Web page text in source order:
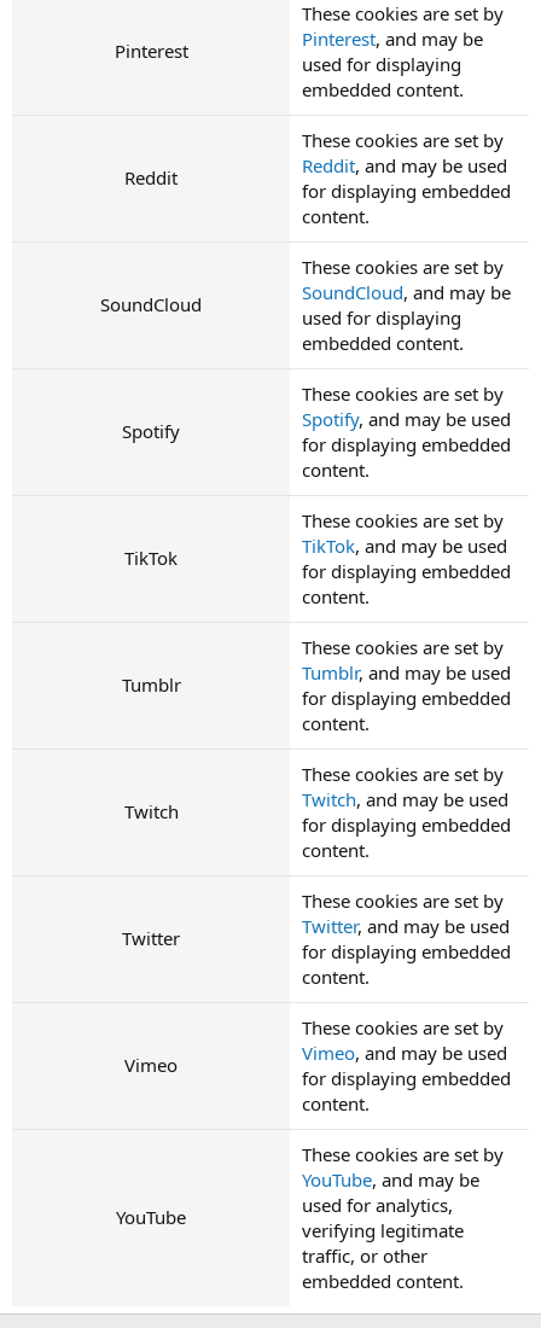
Pinterest
These cookies are set by
Pinterest, and may be
used for displaying
embedded content.
Reddit
These cookies are set by
Reddit, and may be used
for displaying embedded
content.
SoundCloud
These cookies are set by
SoundCloud, and may be
used for displaying
embedded content.
Spotify
These cookies are set by
Spotify, and may be used
for displaying embedded
content.
TikTok
These cookies are set by
TikTok, and may be used
for displaying embedded
content.
Tumblr
These cookies are set by
Tumblr, and may be used
for displaying embedded
content.
Twitch
These cookies are set by
Twitch, and may be used
for displaying embedded
content.
Twitter
These cookies are set by
Twitter, and may be used
for displaying embedded
content.
Vimeo
These cookies are set by
Vimeo, and may be used
for displaying embedded
content.
YouTube
These cookies are set by
YouTube, and may be
used for analytics,
verifying legitimate
traffic, or other
embedded content.